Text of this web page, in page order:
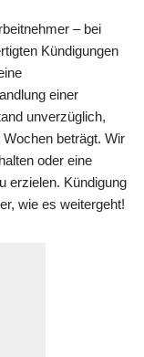
– bei
Kündigungen
einer
unverzüglich,
beträgt. Wir
oder eine
erzielen. Kündigung
wie es weitergeht!